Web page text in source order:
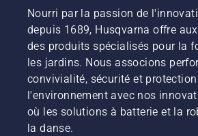
et
marron
viennent
tout
gâcher ?
Pas
d'inquiétude.
Voici un
guide
sur ce
sujet
Nourri par la passion de
depuis 1689, Husqvarna offre
des produits spécialisés pour la
les jardins. Nous associons
convivialité, sécurité et
l'environnement avec nos
où les solutions à batterie et la
la danse.